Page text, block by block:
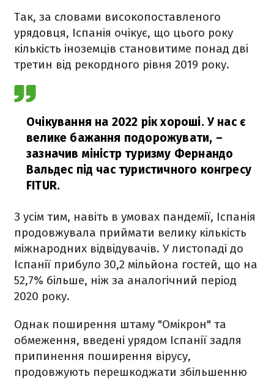
Так, за словами високопоставленого
урядовця, Іспанія очікує, що цього року
кількість іноземців становитиме понад дві
третин від рекордного рівня 2019 року.
Очікування на 2022 рік хороші. У нас є
велике бажання подорожувати, –
зазначив міністр туризму Фернандо
Вальдес під час туристичного конгресу
FITUR.
З усім тим, навіть в умовах пандемії, Іспанія
продовжувала приймати велику кількість
міжнародних відвідувачів. У листопаді до
Іспанії прибуло 30,2 мільйона гостей, що на
52,7% більше, ніж за аналогічний період
2020 року.
Однак поширення штаму "Омікрон" та
обмеження, введені урядом Іспанії задля
припинення поширення вірусу,
продовжують перешкоджати збільшенню